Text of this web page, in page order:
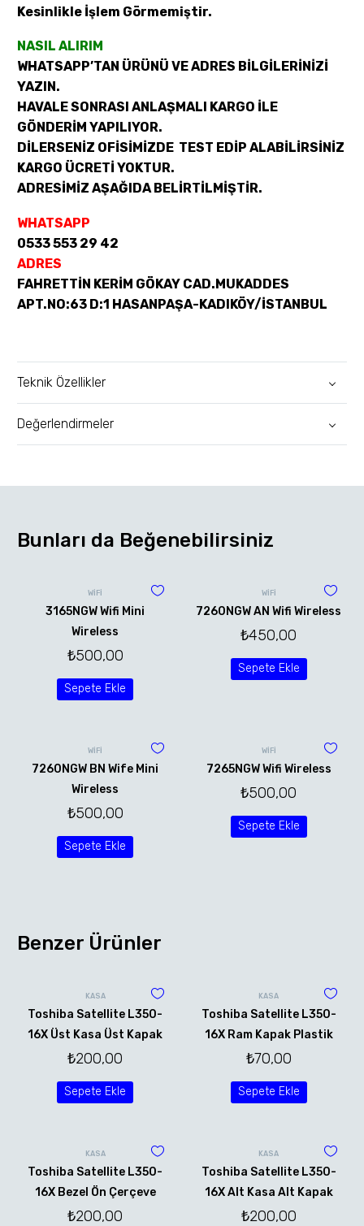
Kesinlikle İşlem Görmemiştir.
NASIL ALIRIM
WHATSAPP’TAN ÜRÜNÜ VE ADRES BİLGİLERİNİZİ
YAZIN.
HAVALE SONRASI ANLAŞMALI KARGO İLE
GÖNDERİM YAPILIYOR.
DİLERSENİZ OFİSİMİZDE TEST EDİP ALABİLİRSİNİZ
KARGO ÜCRETİ YOKTUR.
ADRESİMİZ AŞAĞIDA BELİRTİLMİŞTİR.
WHATSAPP
0533 553 29 42
ADRES
FAHRETTİN KERİM GÖKAY CAD.MUKADDES
APT.NO:63 D:1 HASANPAŞA-KADIKÖY/İSTANBUL
Teknik Özellikler
Değerlendirmeler
Bunları da Beğenebilirsiniz
WİFİ
3165NGW Wifi Mini
Wireless
₺500,00
Sepete Ekle
WİFİ
7260NGW AN Wifi Wireless
₺450,00
Sepete Ekle
WİFİ
7260NGW BN Wife Mini
Wireless
₺500,00
Sepete Ekle
WİFİ
7265NGW Wifi Wireless
₺500,00
Sepete Ekle
Benzer Ürünler
KASA
Toshiba Satellite L350-
16X Üst Kasa Üst Kapak
₺200,00
Sepete Ekle
KASA
Toshiba Satellite L350-
16X Ram Kapak Plastik
₺70,00
Sepete Ekle
KASA
Toshiba Satellite L350-
16X Bezel Ön Çerçeve
₺200,00
KASA
Toshiba Satellite L350-
16X Alt Kasa Alt Kapak
₺200,00